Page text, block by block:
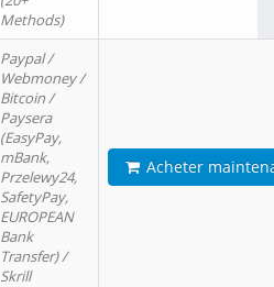
Methods)
Paypal /
Webmoney /
Bitcoin /
Paysera
(EasyPay,
mBank,
Przelewy24,
SafetyPay,
EUROPEAN
Bank
Transfer) /
Skrill
Acheter